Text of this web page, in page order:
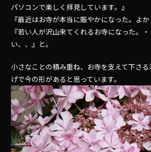
パソコンで楽しく拝見しています。』
『最近はお寺が本当に賑やかになった。よか
『若い人が沢山来てくれるお寺になった。
い、、』と。
小さなことの積み重ね、お寺を支えて下さ
げで今の形があると思っています。